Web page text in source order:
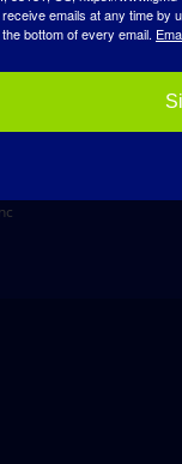
emails at any time by
bottom of every email.